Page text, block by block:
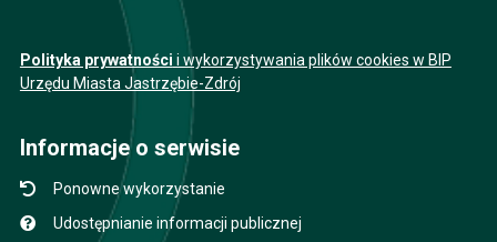
Polityka prywatności i wykorzystywania plików cookies w BIP
Urzędu Miasta Jastrzębie-Zdrój
Informacje o serwisie
Ponowne wykorzystanie
Udostępnianie informacji publicznej